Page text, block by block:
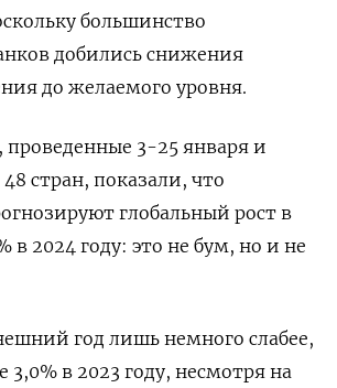
большинство
добились снижения
до желаемого уровня.
проведенные 3-25 января и
стран, показали, что
глобальный рост в
в 2024 году: это не бум, но и не
год лишь немного слабее,
в 2023 году, несмотря на